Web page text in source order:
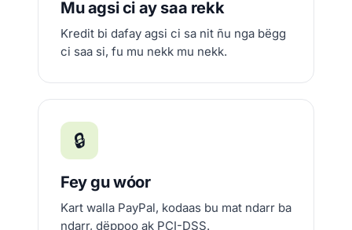
Mu agsi ci ay saa rekk
Kredit bi dafay agsi ci sa nit ñu nga bëgg
ci saa si, fu mu nekk mu nekk.
🔒
Fey gu wóor
Kart walla PayPal, kodaas bu mat ndarr ba
ndarr, dëppoo ak PCI-DSS.